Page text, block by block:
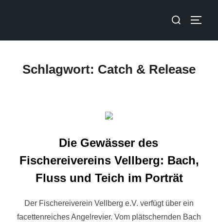
Schlagwort: Catch & Release
Die Gewässer des
Fischereivereins Vellberg: Bach,
Fluss und Teich im Porträt
Der Fischereiverein Vellberg e.V. verfügt über ein
facettenreiches Angelrevier. Vom plätschernden Bach